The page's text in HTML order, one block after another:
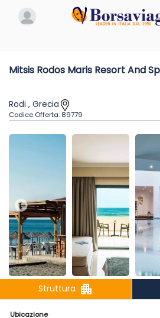
Mitsis Rodos Maris Resort And
Rodi , Grecia
Codice Offerta: 89779
Struttura apartment
Ubicazione